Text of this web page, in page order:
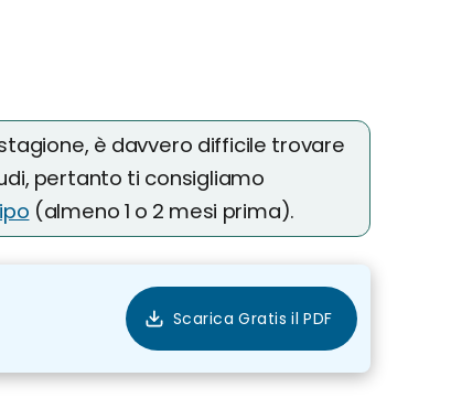
è davvero difficile trovare
pertanto ti consigliamo
(almeno 1 o 2 mesi prima).